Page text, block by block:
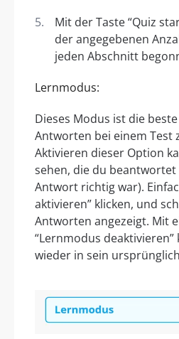
Mit der Taste “Quiz
der angegebenen
jeden Abschnitt
Lernmodus:
Dieses Modus ist die
Antworten bei einem Test
Aktivieren dieser Option
sehen, die du
Antwort richtig war).
aktivieren” klicken, und
Antworten angezeigt. Mit
“Lernmodus
wieder in sein